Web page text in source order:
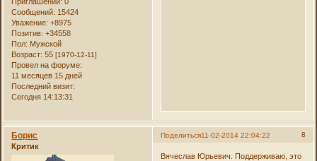
Сообщений: 15424
Уважение: +8975
Позитив: +34558
Пол: Мужской
Возраст: 55[1970-12-11]
Провел на форуме:
11 месяцев 15 дней
Последний визит:
Сегодня 14:13:31
Поделиться 8
11-02-2014 22:04:22
Борис
Критик
Вячеслав Юрьевич. Поддерживаю, это